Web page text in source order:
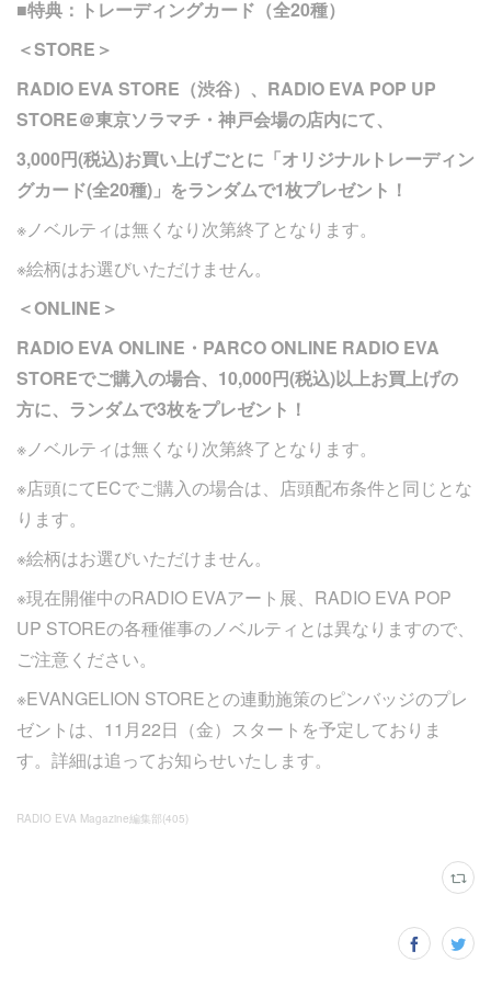
■特典：トレーディングカード（全20種）
＜STORE＞
RADIO EVA STORE（渋谷）、RADIO EVA POP UP
STORE＠東京ソラマチ・神戸会場の店内にて、
3,000円(税込)お買い上げごとに「オリジナルトレーディン
グカード(全20種)」をランダムで1枚プレゼント！
※ノベルティは無くなり次第終了となります。
※絵柄はお選びいただけません。
＜ONLINE＞
RADIO EVA ONLINE・PARCO ONLINE RADIO EVA
STOREでご購入の場合、10,000円(税込)以上お買上げの
方に、ランダムで3枚をプレゼント！
※ノベルティは無くなり次第終了となります。
※店頭にてECでご購入の場合は、店頭配布条件と同じとな
ります。
※絵柄はお選びいただけません。
※現在開催中のRADIO EVAアート展、RADIO EVA POP
UP STOREの各種催事のノベルティとは異なりますので、
ご注意ください。
※EVANGELION STOREとの連動施策のピンバッジのプレ
ゼントは、11月22日（金）スタートを予定しておりま
す。詳細は追ってお知らせいたします。
RADIO EVA Magazine編集部(405)